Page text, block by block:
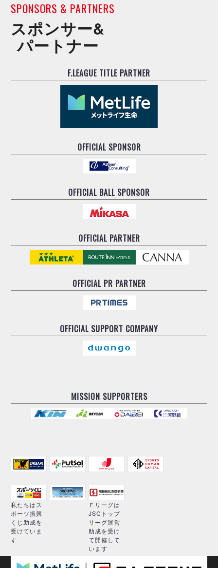
SPONSORS & PARTNERS
スポンサー&
パートナー
F.LEAGUE TITLE PARTNER
OFFICIAL SPONSOR
OFFICIAL BALL SPONSOR
OFFICIAL PARTNER
OFFICIALPR PARTNER
OFFICIAL SUPPORT COMPANY
MISSION SUPPORTERS
私たちはス
ポーツ振興
くじ助成を
受けていま
す
Ｆリーグは
JSCトップ
リーグ運営
助成を受け
て開催して
います